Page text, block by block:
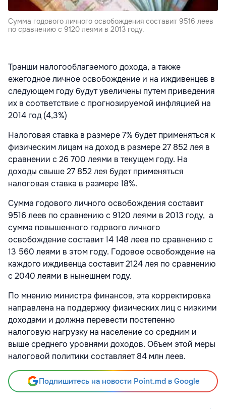
Сумма годового личного освобождения составит 9516 леев
по сравнению с 9120 леями в 2013 году.
Транши налогооблагаемого дохода, а также
ежегодное личное освобождение и на иждивенцев в
следующем году будут увеличены путем приведения
их в соответствие с прогнозируемой инфляцией на
2014 год (4,3%)
Налоговая ставка в размере 7% будет применяться к
физическим лицам на доход в размере 27 852 лея в
сравнении с 26 700 леями в текущем году. На
доходы свыше 27 852 лея будет применяться
налоговая ставка в размере 18%.
Сумма годового личного освобождения составит
9516 леев по сравнению с 9120 леями в 2013 году, а
сумма повышенного годового личного
освобождение составит 14 148 леев по сравнению c
13 560 леями в этом году. Годовое освобождение на
каждого иждивенца составит 2124 лея по сравнению
с 2040 леями в нынешнем году.
По мнению министра финансов, эта корректировка
направлена на поддержку физических лиц с низкими
доходами и должна перевести постепенно
налоговую нагрузку на население со средним и
выше среднего уровнями доходов. Объем этой меры
налоговой политики составляет 84 млн леев.
Подпишитесь на новости Point.md в Google